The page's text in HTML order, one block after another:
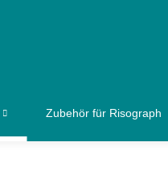
Zubehör für Risograph